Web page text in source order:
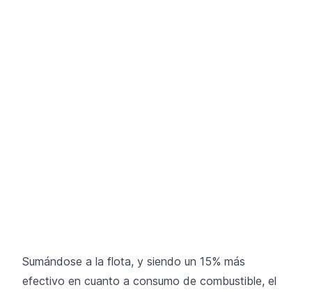
Sumándose a la flota, y siendo un 15% más
efectivo en cuanto a consumo de combustible, el